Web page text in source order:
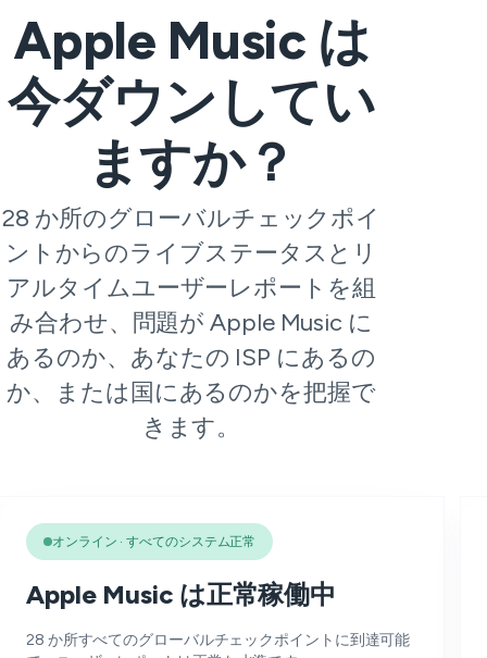
Apple Music は
今ダウンしてい
ますか？
28 か所のグローバルチェックポイ
ントからのライブステータスとリ
アルタイムユーザーレポートを組
み合わせ、問題が Apple Music に
あるのか、あなたの ISP にあるの
か、または国にあるのかを把握で
きます。
オンライン · すべてのシステム正常
Apple Music は正常稼働中
28 か所すべてのグローバルチェックポイントに到達可能